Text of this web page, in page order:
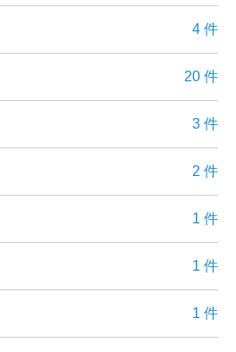
4 件
20 件
3 件
2 件
1 件
1 件
1 件